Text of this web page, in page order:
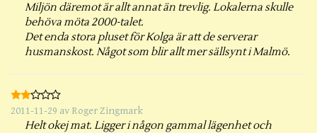
Miljön däremot är allt annat än trevlig. Lokalerna skulle
behöva möta 2000-talet.
Det enda stora pluset för Kolga är att de serverar
husmanskost. Något som blir allt mer sällsynt i Malmö.
2011-11-29 av Roger Zingmark
Helt okej mat. Ligger i någon gammal lägenhet och